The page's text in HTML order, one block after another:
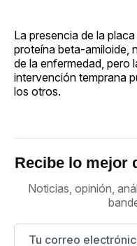
La presencia de la
proteína beta-amiloide,
de la enfermedad, pero
intervención temprana
los otros.
Recibe lo mejor
Noticias, opinión,